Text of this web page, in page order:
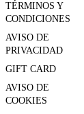
TÉRMINOS Y
CONDICIONES
AVISO DE
PRIVACIDAD
GIFT CARD
AVISO DE
COOKIES